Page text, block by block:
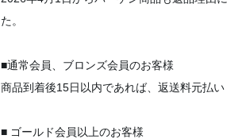
た。
■通常会員、ブロンズ会員のお客様
商品到着後15日以内であれば、返送料元払
■ ゴールド会員以上のお客様